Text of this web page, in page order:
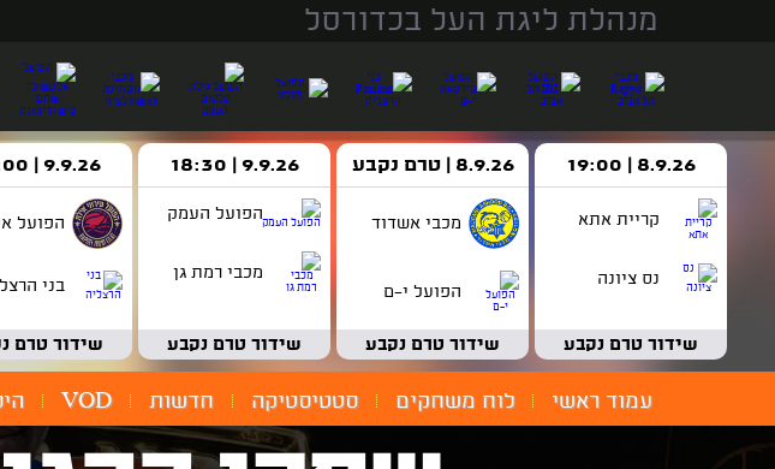
מנהלת ליגת העל בכדורסל
8.9.26 | 19:00
קריית אתא
נס ציונה
שידור טרם נקבע
8.9.26 | טרם נקבע
מכבי אשדוד
הפועל י-ם
שידור טרם נקבע
9.9.26 | 18:30
הפועל העמק
מכבי רמת גן
שידור טרם נקבע
9.9.26 | 19:00
הפועל
בני
שידור טרם
עמוד ראשי לוח משחקים סטטיסטיקה חדשות VOD